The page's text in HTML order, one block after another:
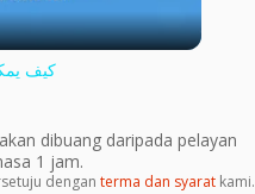
كيف
dibuang daripada pelayan
1 jam.
dengan terma dan syarat kami.